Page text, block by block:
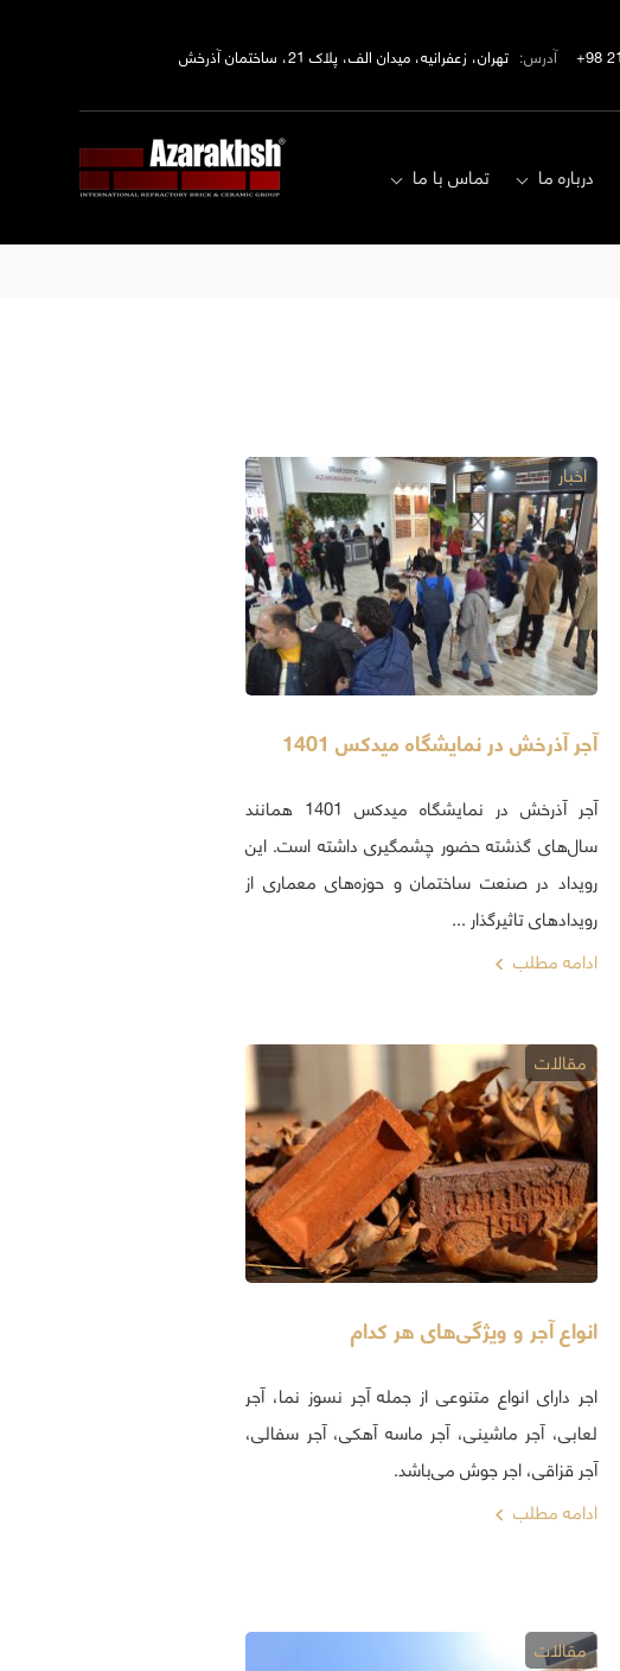
آدرس: تهران، زعفرانیه، میدان الف، پلاک 21، ساختمان آذرخش
درباره ما
تماس با ما
آجر آذرخش در نمایشگاه میدکس 1401
آجر آذرخش در نمایشگاه میدکس 1401 همانند
سال‌های گذشته حضور چشمگیری داشته است. این
رویداد در صنعت ساختمان و حوزه‌های معماری از
رویدادهای تاثیرگذار ...
اخبار
ادامه مطلب
انواع آجر و ویژگی‌های هر کدام
اجر دارای انواع متنوعی از جمله آجر نسوز نما، آجر
لعابی، آجر ماشینی، آجر ماسه آهکی، آجر سفالی،
آجر قزاقی، اجر جوش می‌باشد.
مقالات
ادامه مطلب
مقالات